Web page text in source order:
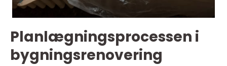
Planlægningsprocessen i
bygningsrenovering